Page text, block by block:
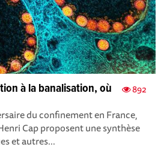
892
à la banalisation, où
du confinement en France,
Cap proposent une synthèse
et autres...